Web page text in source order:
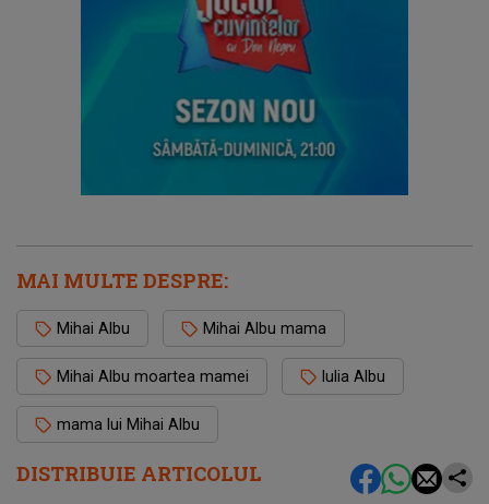
DISTRIBUIE ARTICOLUL
MAI MULTE DESPRE:
Mihai Albu Mihai Albu mama
Mihai Albu moartea mamei Iulia Albu
mama lui Mihai Albu